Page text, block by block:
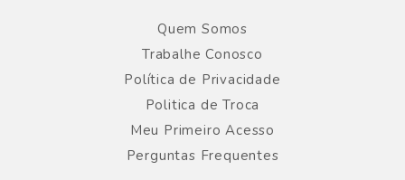
Quem Somos
Trabalhe Conosco
Política de Privacidade
Politica de Troca
Meu Primeiro Acesso
Perguntas Frequentes